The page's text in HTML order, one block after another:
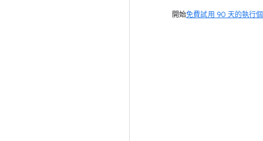
開始免費試用 90 天的執行